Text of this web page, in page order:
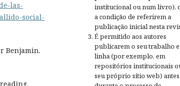
las-
social-
Benjamin.
institucional ou num livro),
a condição de referirem a
publicação inicial nesta
É permitido aos autores
publicarem o seu trabalho
linha (por exemplo, em
repositórios institucionais
seu próprio sítio web)